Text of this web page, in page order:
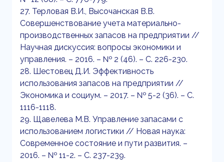
27. Терловая В.И., Высочанская В.В.
Совершенствование учета материально-
производственных запасов на предприятии //
Научная дискуссия: вопросы экономики и
управления. – 2016. – № 2 (46). – С. 226-230.
28. Шестовец Д.И. Эффективность
использования запасов на предприятии //
Экономика и социум. – 2017. – № 5-2 (36). – С.
1116-1118.
29. Щавелева М.В. Управление запасами с
использованием логистики // Новая наука:
Современное состояние и пути развития. –
2016. – № 11-2. – С. 237-239.